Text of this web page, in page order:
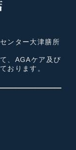
ンター大津膳所
、AGAケア及び
おります。